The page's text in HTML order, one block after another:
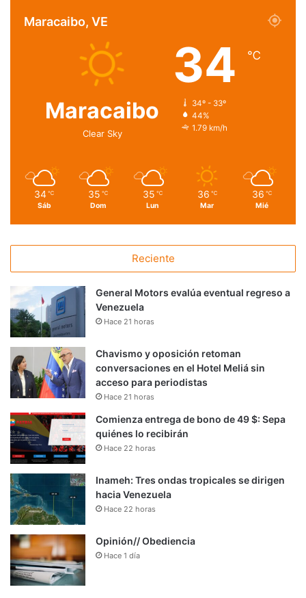
Maracaibo, VE
Maracaibo
Clear Sky
34 ℃
34º - 33º
44%
1.79 km/h
34 ℃
Sáb
35 ℃
Dom
35 ℃
Lun
36 ℃
Mar
36 ℃
Mié
Reciente
General Motors evalúa eventual regreso a
Venezuela
Hace 21 horas
Chavismo y oposición retoman
conversaciones en el Hotel Meliá sin
acceso para periodistas
Hace 21 horas
Comienza entrega de bono de 49 $: Sepa
quiénes lo recibirán
Hace 22 horas
Inameh: Tres ondas tropicales se dirigen
hacia Venezuela
Hace 22 horas
Opinión// Obediencia
Hace 1 día